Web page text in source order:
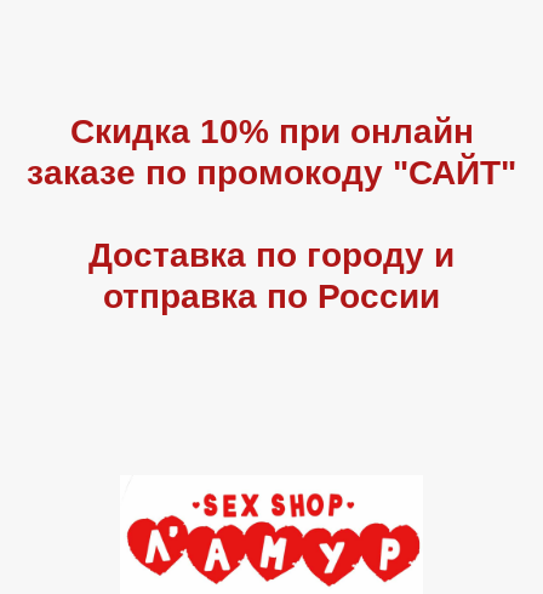
Скидка 10% при онлайн
заказе по промокоду "САЙТ"
Доставка по городу и
отправка по России